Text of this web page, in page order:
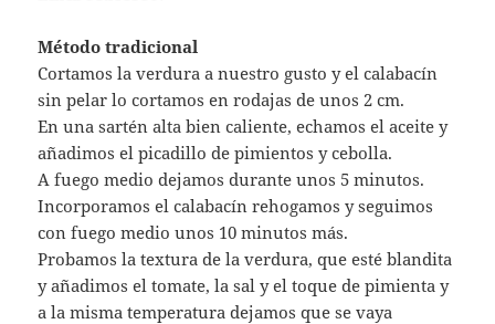
Método tradicional
Cortamos la verdura a nuestro gusto y el calabacín
sin pelar lo cortamos en rodajas de unos 2 cm.
En una sartén alta bien caliente, echamos el aceite y
añadimos el picadillo de pimientos y cebolla.
A fuego medio dejamos durante unos 5 minutos.
Incorporamos el calabacín rehogamos y seguimos
con fuego medio unos 10 minutos más.
Probamos la textura de la verdura, que esté blandita
y añadimos el tomate, la sal y el toque de pimienta y
a la misma temperatura dejamos que se vaya